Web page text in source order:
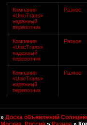
Компания
«UnicTrans»
надежный
перевозчик
Разное
Компания
«UnicTrans»
надежный
перевозчик
Разное
Компания
«UnicTrans»
надежный
перевозчик
Разное
»Доска объявлений